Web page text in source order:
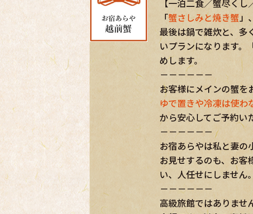
いプランになります
めします。
－－－－－－
お客様にメインの蟹を
ゆで置きや冷凍は使わ
から安心してご予約い
－－－－－－
お宿あらやは私と妻の
お見せするのも、お客
い、人任せにしません
－－－－－－
高級旅館ではありませ
金額です。料金の高低
－－－－－－
※大人のみ、一日4組